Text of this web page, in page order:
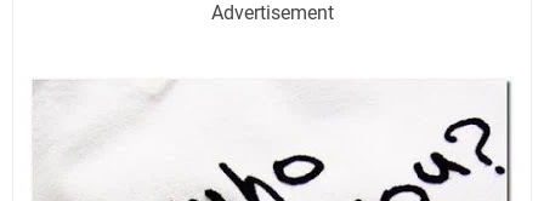
Advertisement